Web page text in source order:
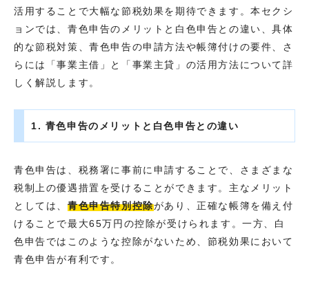
活用することで大幅な節税効果を期待できます。本セクシ
ョンでは、青色申告のメリットと白色申告との違い、具体
的な節税対策、青色申告の申請方法や帳簿付けの要件、さ
らには「事業主借」と「事業主貸」の活用方法について詳
しく解説します。
1. 青色申告のメリットと白色申告との違い
青色申告は、税務署に事前に申請することで、さまざまな
税制上の優遇措置を受けることができます。主なメリット
としては、 青色申告特別控除があり、正確な帳簿を備え付
けることで最大65万円の控除が受けられます。一方、白
色申告ではこのような控除がないため、節税効果において
青色申告が有利です。